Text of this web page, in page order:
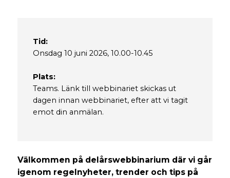
Tid:
Onsdag 10 juni 2026, 10.00-10.45
Plats:
Teams. Länk till webbinariet skickas ut
dagen innan webbinariet, efter att vi tagit
emot din anmälan.
Välkommen på delårswebbinarium där vi går
igenom regelnyheter, trender och tips på